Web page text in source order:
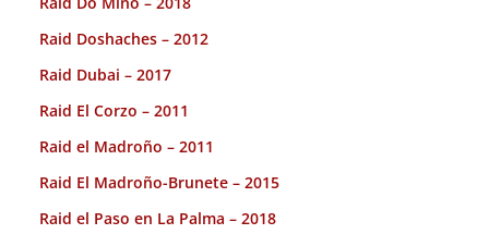
Raid Doshaches – 2012
Raid Dubai – 2017
Raid El Corzo – 2011
Raid el Madroño – 2011
Raid El Madroño-Brunete – 2015
Raid el Paso en La Palma – 2018